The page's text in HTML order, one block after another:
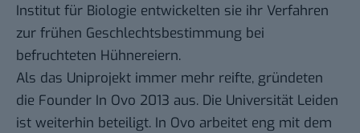
Institut für Biologie entwickelten sie ihr Verfahren
zur frühen Geschlechtsbestimmung bei
befruchteten Hühnereiern.
Als das Uniprojekt immer mehr reifte, gründeten
die Founder In Ovo 2013 aus. Die Universität Leiden
ist weiterhin beteiligt. In Ovo arbeitet eng mit dem